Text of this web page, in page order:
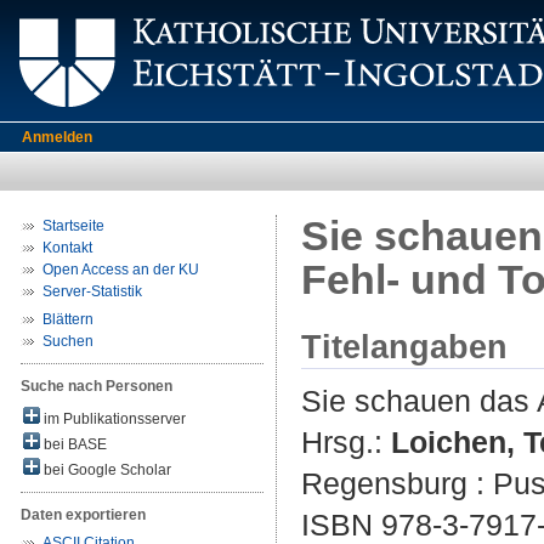
Anmelden
Startseite
Kontakt
Open Access an der KU
Server-Statistik
Blättern
Suchen
Suche nach Personen
im Publikationsserver
bei BASE
bei Google Scholar
Daten exportieren
Sie
Fehl- und
Titelangaben
Sie schauen das
Hrsg.: Loichen,
Regensburg :
ISBN 978-3-